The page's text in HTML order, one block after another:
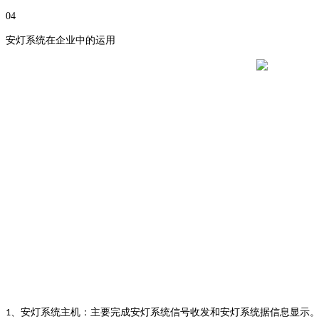
04
安灯系统在企业中的运用
1、安灯系统主机：主要完成安灯系统信号收发和安灯系统据信息显示。